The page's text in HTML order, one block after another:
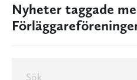
Nyheter taggade